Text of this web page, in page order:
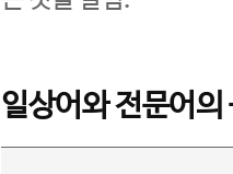
일상어와 전문어의